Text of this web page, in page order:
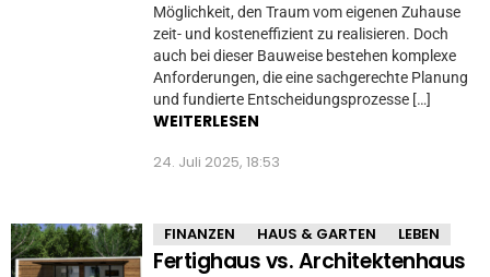
Möglichkeit, den Traum vom eigenen Zuhause
zeit- und kosteneffizient zu realisieren. Doch
auch bei dieser Bauweise bestehen komplexe
Anforderungen, die eine sachgerechte Planung
und fundierte Entscheidungsprozesse […]
WEITERLESEN
24. Juli 2025, 18:53
FINANZEN HAUS & GARTEN LEBEN
Fertighaus vs. Architektenhaus